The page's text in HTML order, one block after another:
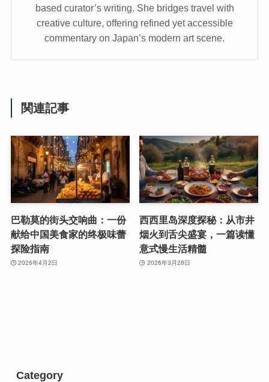
based curator’s writing. She bridges travel with
creative culture, offering refined yet accessible
commentary on Japan’s modern art scene.
関連記事
巴勒莫的街头交响曲：一份
献给中国美食家的终极味蕾
探险指南
2026年4月2日
西西里岛深度探秘：从市井
烟火到舌尖盛宴，一篇读懂
意式慢生活精髓
2026年3月28日
Category